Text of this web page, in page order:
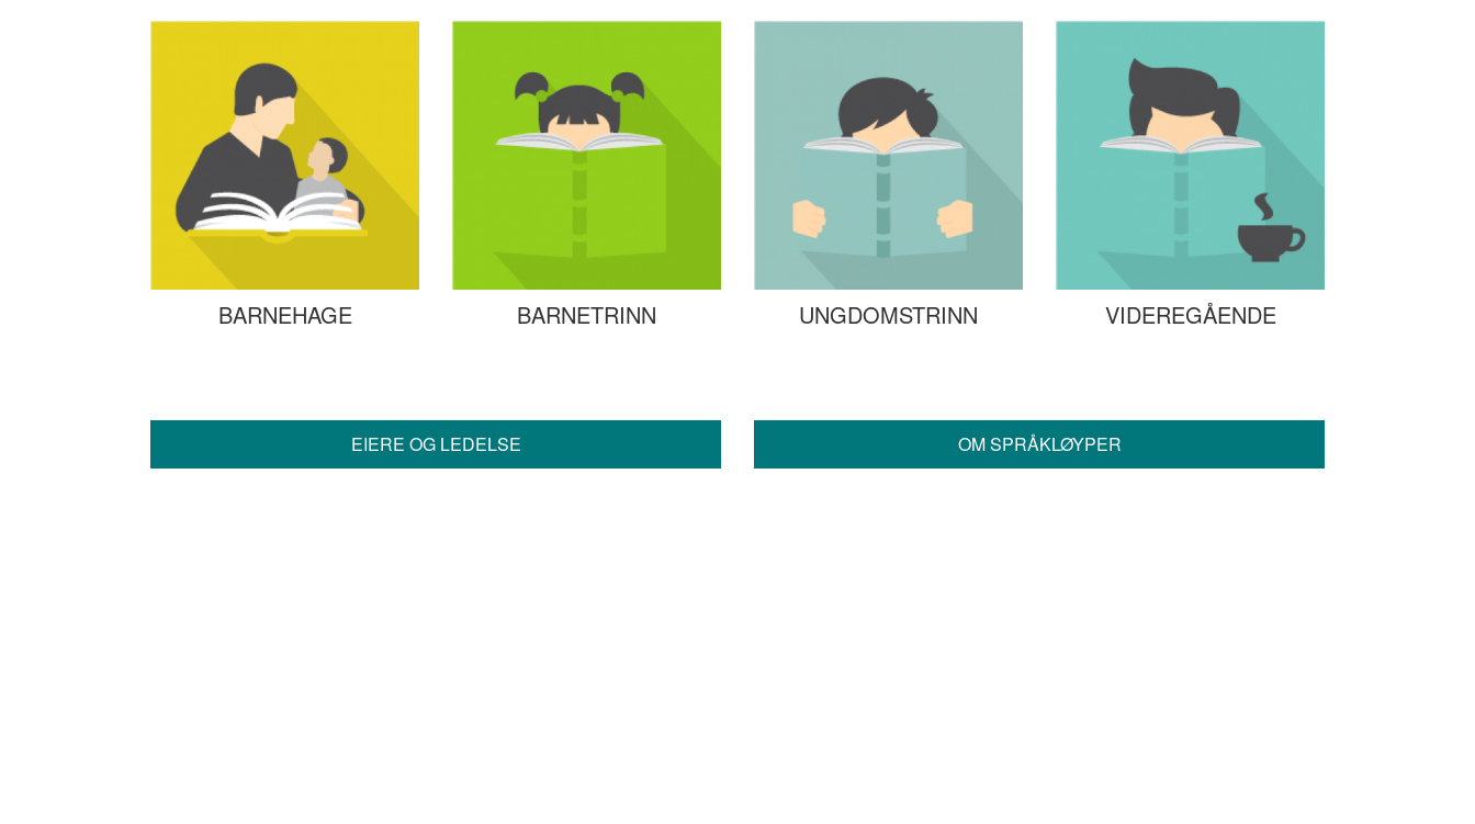
BARNEHAGE BARNETRINN UNGDOMSTRINN VIDEREGÅENDE
EIERE OG LEDELSE OM SPRÅKLØYPER